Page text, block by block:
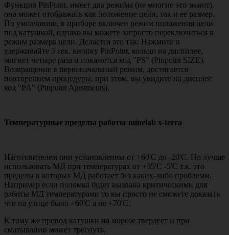
Функция PinPoint, имеет два режима (не многие это знают),
она может отображать как положение цели, так и ее размер.
По умолчанию, в приборе включен режим положения цели
под катушкой, однако вы можете запросто переключиться в
режим размера цели. Делается это так: Нажмите и
удерживайте 3 сек. кнопку PinPoint, кольцо на диспплее,
мигнет четыре раза и покажется код "PS" (Pinpoint SIZE).
Возвращение в первоначальный режим, достигается
повторением процедуры, при этом, вы увидите на дисплее
код "PA" (Pinpoint Ajustments).
Температурные пределы работы minelab x-terra
Изготовителем они установленны от +60'С до -20'C. Но лучше
использовать МД при температурах от +35'C -5'C т.к. это
пределы в которых МД работает без каких-либо проблемм.
Например если поломка будет вызвана критическими для
работы МД температурами то вы просто не сможете доказать
что на улице было +60'C а не +70'C.
К тому же провод катушки на морозе твердеет и при
сматывании может треснуть.